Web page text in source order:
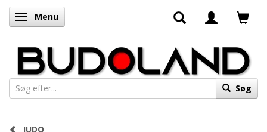
Skifte navigation
Menu
Søg
JUDO